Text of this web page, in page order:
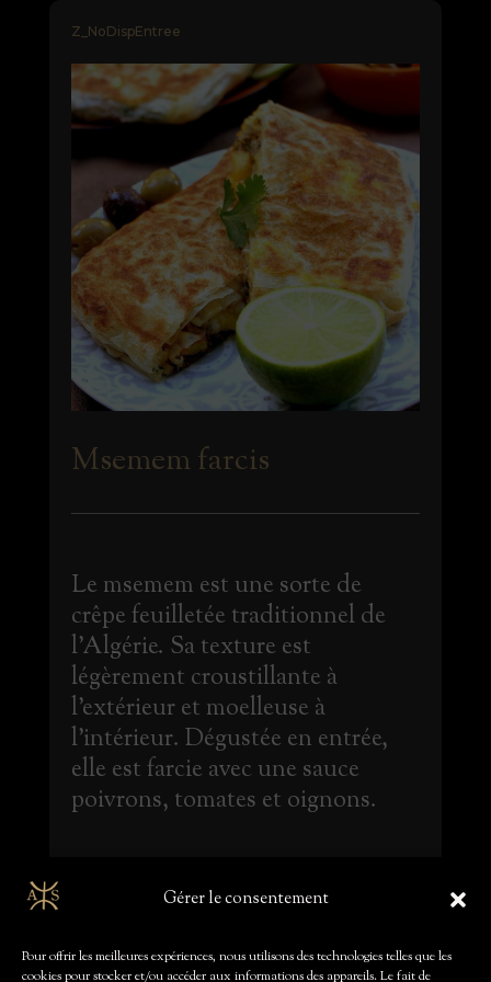
Gérer le consentement
Pour offrir les meilleures expériences, nous utilisons des technologies telles que les
cookies pour stocker et/ou accéder aux informations des appareils. Le fait de
Z_NoDispEntree
Msemem farcis
Le msemem est une sorte de
crêpe feuilletée traditionnel de
l'Algérie. Sa texture est
légèrement croustillante à
l'extérieur et moelleuse à
l'intérieur. Dégustée en entrée,
elle est farcie avec une sauce
poivrons, tomates et oignons.
Valeur calorique estimée :